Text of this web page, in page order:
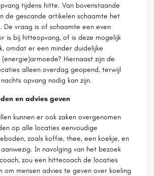
tijdens hitte. Van bovenstaande
de gescande artikelen schaamte het
De vraag is of schaamte een even
is bij hitteopvang, of is deze mogelijk
omdat er een minder duidelijke
Hiernaast zijn de
alleen overdag geopend, terwijl
opvang nodig kan zijn.
en advies geven
kunnen er ook zaken overgenomen
op alle locaties eenvoudige
zoals koffie, thee, een koekje, en
In navolging van het bezoek
zou een hittecoach de locaties
om mensen advies te geven over koeling